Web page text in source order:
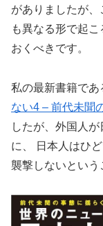
がありましたが
も異なる形で起
おくべきです。
私の最新書籍であ
ない4 – 前代未聞
したが、外国人
に、 日本人はひ
襲撃しないという